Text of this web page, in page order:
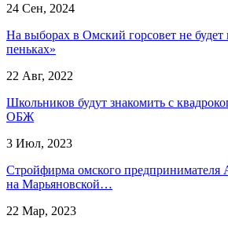
24 Сен, 2024
На выборах в Омский горсовет не будет
пеньках»
22 Авг, 2022
Школьников будут знакомить с
ОБЖ
3 Июл, 2023
Стройфирма омского предпринимателя
на Марьяновской…
22 Мар, 2023